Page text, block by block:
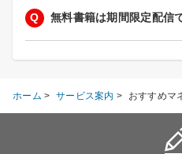
Q 無料書籍は期間限定配信
ホーム > サービス案内 > おすすめマ